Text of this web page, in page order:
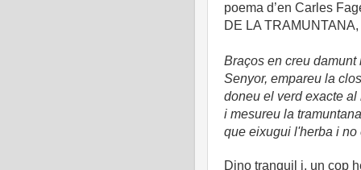
poema d’en Carles
DE LA
Braços en creu damunt
Senyor, empareu la
doneu el verd exacte al
i mesureu la
que eixugui l'herba i
Dino tranquil i, un cop